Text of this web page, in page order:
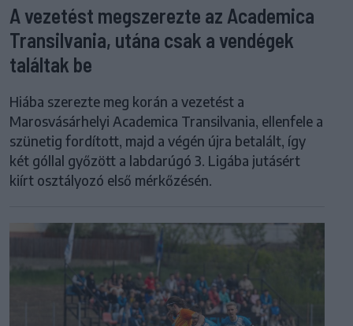
A vezetést megszerezte az Academica
Transilvania, utána csak a vendégek
találtak be
Hiába szerezte meg korán a vezetést a
Marosvásárhelyi Academica Transilvania, ellenfele a
szünetig fordított, majd a végén újra betalált, így
két góllal győzött a labdarúgó 3. Ligába jutásért
kiírt osztályozó első mérkőzésén.